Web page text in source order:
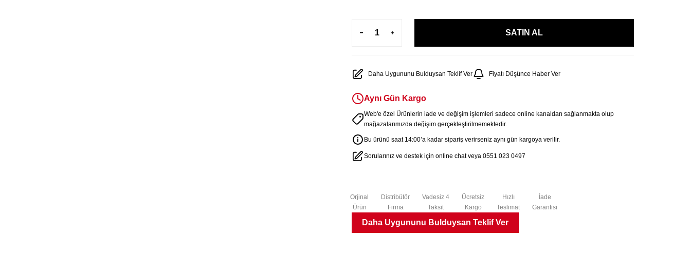
SATIN AL
Daha Uygununu Bulduysan Teklif Ver Fiyatı Düşünce Haber Ver
Aynı Gün Kargo
Web'e özel Ürünlerin iade ve değişim işlemleri sadece online kanaldan sağlanmakta olup
mağazalarımızda değişim gerçekleştirilmemektedir.
Bu ürünü saat 14:00’a kadar sipariş verirseniz aynı gün kargoya verilir.
Sorularınız ve destek için online chat veya 0551 023 0497
Orjinal
Ürün
Distribütör
Firma
Vadesiz 4
Taksit
Ücretsiz
Kargo
Hızlı
Teslimat
İade
Garantisi
Daha Uygununu Bulduysan Teklif Ver